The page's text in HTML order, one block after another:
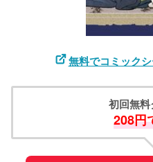
無料でコミック
初回無
208円